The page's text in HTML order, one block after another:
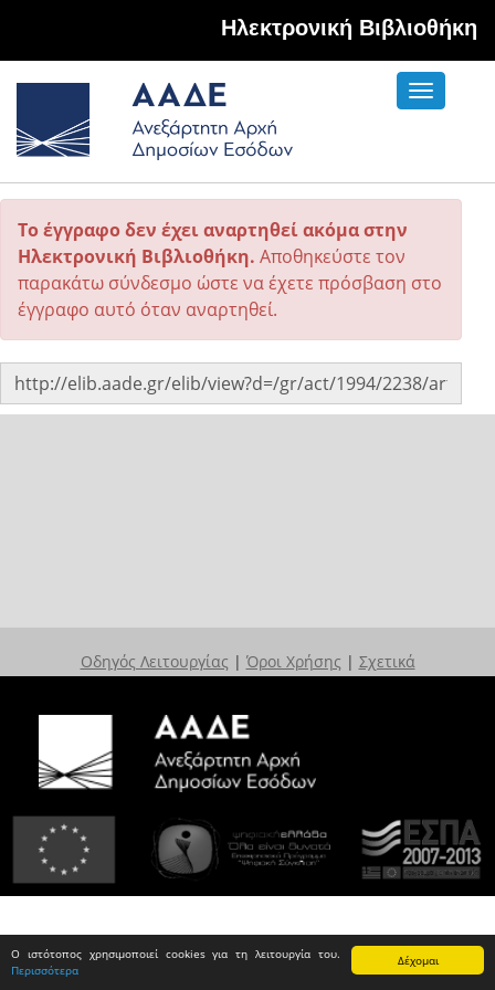
Δέχομαι
Ο ιστότοπος χρησιμοποιεί cookies για τη λειτουργία του.
Περισσότερα
Hλεκτρονική Βιβλιοθήκη
Toggle
Το έγγραφο δεν έχει αναρτηθεί ακόμα στην
Ηλεκτρονική Βιβλιοθήκη. Αποθηκεύστε τον
παρακάτω σύνδεσμο ώστε να έχετε πρόσβαση στο
έγγραφο αυτό όταν αναρτηθεί.
Οδηγός Λειτουργίας | Όροι Χρήσης | Σχετικά